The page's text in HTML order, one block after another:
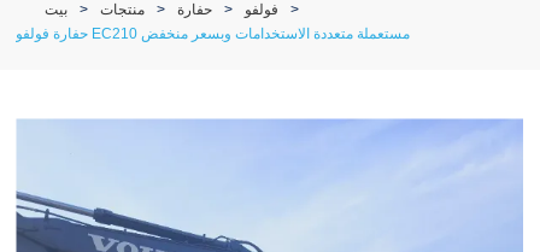
بيت منتجات حفارة
فولفو
حفارة فولفو EC210 مستعملة متعددة الاستخدامات وبسعر منخفض